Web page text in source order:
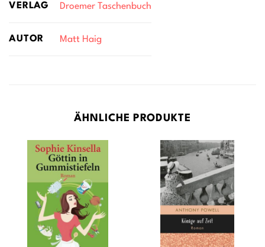
VERLAG Droemer Taschenbuch
AUTOR Matt Haig
ÄHNLICHE PRODUKTE